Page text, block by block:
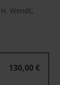
Wendt,
130,00 €